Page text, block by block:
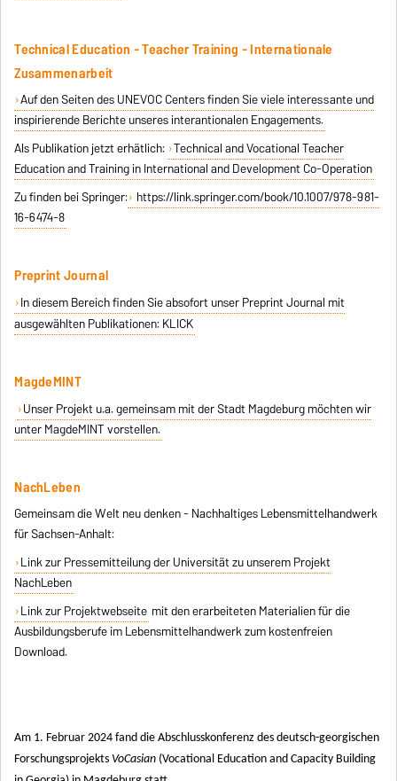
Technical Education - Teacher Training - Internationale
Zusammenarbeit
Auf den Seiten des UNEVOC Centers finden Sie viele interessante und
inspirierende Berichte unseres interantionalen Engagements.
Als Publikation jetzt erhätlich: Technical and Vocational Teacher
Education and Training in International and Development Co-Operation
Zu finden bei Springer: https://link.springer.com/book/10.1007/978-981-
16-6474-8
Preprint Journal
In diesem Bereich finden Sie absofort unser Preprint Journal mit
ausgewählten Publikationen: KLICK
MagdeMINT
Unser Projekt u.a. gemeinsam mit der Stadt Magdeburg möchten wir
unter MagdeMINT vorstellen.
NachLeben
Gemeinsam die Welt neu denken - Nachhaltiges Lebensmittelhandwerk
für Sachsen-Anhalt:
Link zur Pressemitteilung der Universität zu unserem Projekt
NachLeben
Link zur Projektwebseite mit den erarbeiteten Materialien für die
Ausbildungsberufe im Lebensmittelhandwerk zum kostenfreien
Download.
Am 1. Februar 2024 fand die Abschlusskonferenz des deutsch-georgischen
ForschungsprojektsVoCasian (Vocational Education and Capacity Building